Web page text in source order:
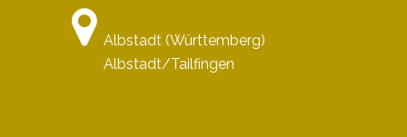
Albstadt (Württemberg)
Albstadt/Tailfingen